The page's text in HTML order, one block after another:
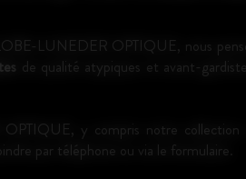
LUNEDER OPTIQUE, nous
de qualité atypiques et avant-
y compris notre collection
par téléphone ou via le formulaire.